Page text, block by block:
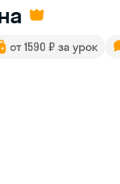
от 1590 ₽ за урок